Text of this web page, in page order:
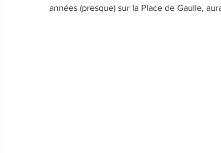
années (presque) sur la Place de Gaulle,